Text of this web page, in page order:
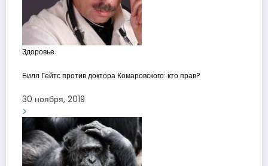
Здоровье
Билл Гейтс против доктора Комаровского: кто прав?
30 ноября, 2019